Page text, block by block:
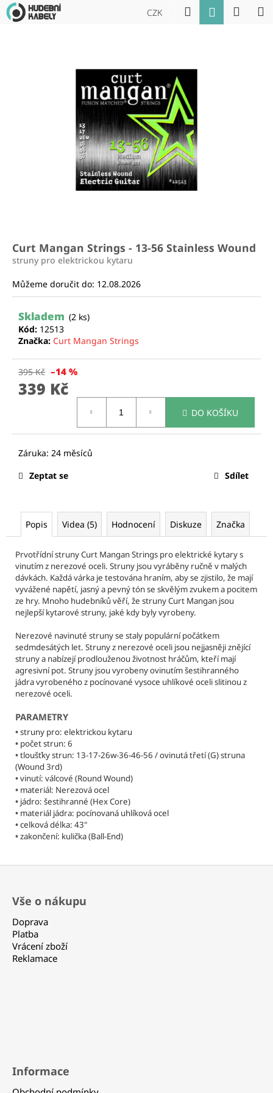
Přejít
na
CZK Hledat Přihlášení
Curt Mangan Strings - 13-56 Stainless Wound
struny pro elektrickou kytaru
Můžeme doručit do: 12.08.2026
Skladem (2 ks)
Kód: 12513
Značka: Curt Mangan Strings
395 Kč –14 %
339 Kč
DO KOŠÍKU
Zeptat se Sdílet
Popis Videa (5) Hodnocení Diskuze Značka
Prvotřídní struny Curt Mangan Strings pro elektrické kytary s
vinutím z nerezové oceli. Struny jsou vyráběny ručně v malých
dávkách. Každá várka je testována hraním, aby se zjistilo, že mají
vyvážené napětí, jasný a pevný tón se skvělým zvukem a pocitem
ze hry. Mnoho hudebníků věří, že struny Curt Mangan jsou
nejlepší kytarové struny, jaké kdy byly vyrobeny.
Nerezové navinuté struny se staly populární počátkem
sedmdesátých let. Struny z nerezové oceli jsou nejjasněji znějící
struny a nabízejí prodlouženou životnost hráčům, kteří mají
agresivní pot. Struny jsou vyrobeny ovinutím šestihranného
jádra vyrobeného z pocínované vysoce uhlíkové oceli slitinou z
nerezové oceli.
PARAMETRY
•struny pro: elektrickou kytaru
• počet strun: 6
•tloušťky strun: 13-17-26w-36-46-56 / ovinutá třetí (G) struna
(Wound 3rd)
•vinutí: válcové (Round Wound)
• materiál: Nerezová ocel
• jádro: šestihranné (Hex Core)
• materiál jádra: pocínovaná uhlíková ocel
•celková délka: 43"
•zakončení: kulička (Ball-End)
K
o
t
e
a
HLEDAT
o
u
č
u
j
e
m
e
CURT
MANGAN
STRINGS
DELRIN
TRSÁTKA
25
Kč
Vše o nákupu
Doprava
Platba
Vrácení zboží
Reklamace
Informace